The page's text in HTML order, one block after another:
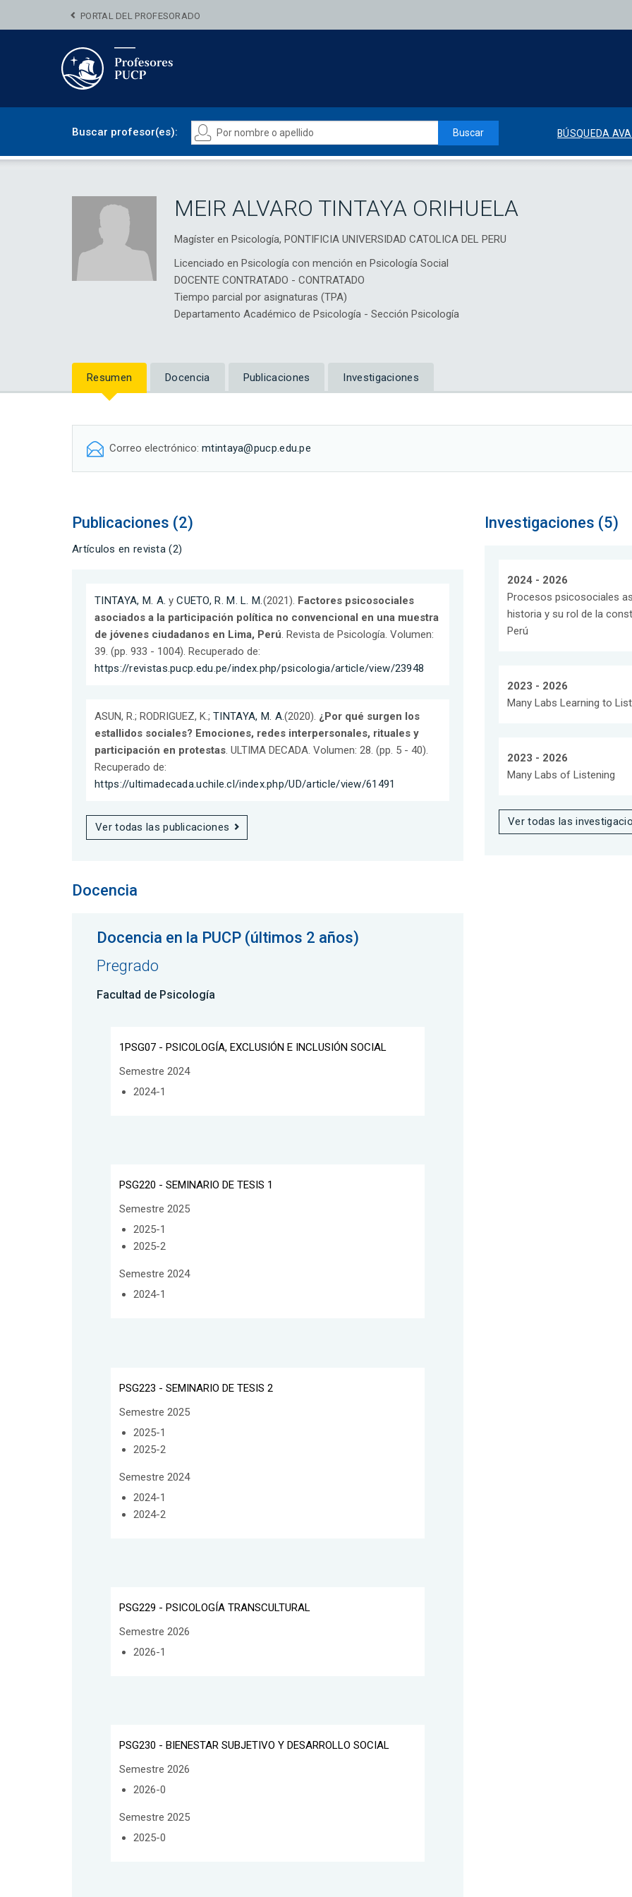
PORTAL DEL PROFESORADO
Buscar profesor(es): Buscar BÚSQUEDA
MEIR ALVARO TINTAYA ORIHUELA
Magíster en Psicología, PONTIFICIA UNIVERSIDAD CATOLICA DEL PERU
Licenciado en Psicología con mención en Psicología Social
DOCENTE CONTRATADO - CONTRATADO
Tiempo parcial por asignaturas (TPA)
Departamento Académico de Psicología - Sección Psicología
Resumen Docencia Publicaciones Investigaciones
Correo electrónico: mtintaya@pucp.edu.pe
Publicaciones (2)
Artículos en revista (2)
TINTAYA, M. A. yCUETO, R. M. L. M. (2021). Factores psicosociales
asociados a la participación política no convencional en una muestra
de jóvenes ciudadanos en Lima, Perú . Revista de Psicología. Volumen:
39. (pp. 933 - 1004). Recuperado de:
https://revistas.pucp.edu.pe/index.php/psicologia/article/view/23948
ASUN, R.; RODRIGUEZ, K.; TINTAYA, M. A.(2020). ¿Por qué surgen los
estallidos sociales? Emociones, redes interpersonales, rituales y
participación en protestas . ULTIMA DECADA. Volumen: 28. (pp. 5 - 40).
Recuperado de:
https://ultimadecada.uchile.cl/index.php/UD/article/view/61491
Ver todas las publicaciones
Investigaciones (5)
2024 - 2026
Procesos psicosociales
historia y su rol de la
Perú
2023 - 2026
Many Labs Learning to
2023 - 2026
Many Labs of Listening
Ver todas las
Docencia
Docencia en la PUCP (últimos 2 años)
Pregrado
Facultad de Psicología
1PSG07 - PSICOLOGÍA, EXCLUSIÓN E INCLUSIÓN SOCIAL
Semestre 2024
2024-1
PSG220 - SEMINARIO DE TESIS 1
Semestre 2025
2025-1
2025-2
Semestre 2024
2024-1
PSG223 - SEMINARIO DE TESIS 2
Semestre 2025
2025-1
2025-2
Semestre 2024
2024-1
2024-2
PSG229 - PSICOLOGÍA TRANSCULTURAL
Semestre 2026
2026-1
PSG230 - BIENESTAR SUBJETIVO Y DESARROLLO SOCIAL
Semestre 2026
2026-0
Semestre 2025
2025-0